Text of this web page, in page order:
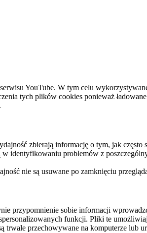
YouTube. W tym celu
tych plików cookies ponieważ
zbierają informację o tym, jak
identyfikowaniu problemów z
nie są usuwane po zamknięciu
przypomnienie sobie informacji
funkcji. Pliki te
trwale przechowywane na komputerze lub